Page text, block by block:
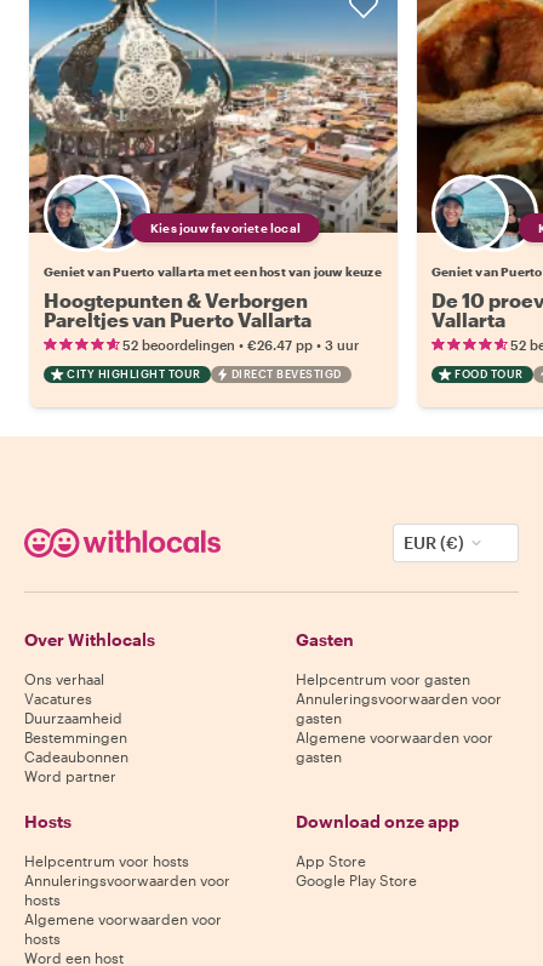
Kies jouw favoriete local
Geniet van Puerto vallarta met een host van jouw keuze
Hoogtepunten & Verborgen
Pareltjes van Puerto Vallarta
52 beoordelingen • €26.47 pp • 3 uur
CITY HIGHLIGHT TOUR DIRECT BEVESTIGD
Geniet van
De 10
Vallarta
52
FOOD TOUR
EUR (€)
Over Withlocals
Ons verhaal
Vacatures
Duurzaamheid
Bestemmingen
Cadeaubonnen
Word partner
Gasten
Helpcentrum voor gasten
Annuleringsvoorwaarden voor
gasten
Algemene voorwaarden voor
gasten
Hosts
Helpcentrum voor hosts
Annuleringsvoorwaarden voor
hosts
Algemene voorwaarden voor
hosts
Word een host
Download onze app
App Store
Google Play Store